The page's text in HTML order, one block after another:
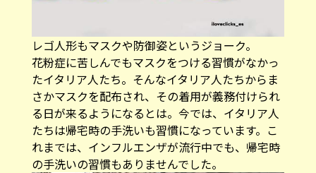
レゴ人形もマスクや防御姿というジョーク。
花粉症に苦しんでもマスクをつける習慣がなかっ
たイタリア人たち。そんなイタリア人たちからま
さかマスクを配布され、その着用が義務付けられ
る日が来るようになるとは。今では、イタリア人
たちは帰宅時の手洗いも習慣になっています。こ
れまでは、インフルエンザが流行中でも、帰宅時
の手洗いの習慣もありませんでした。